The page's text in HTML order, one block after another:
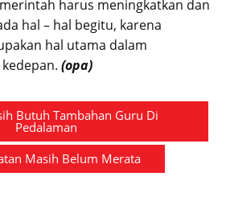
harus meningkatkan dan
hal – hal begitu, karena
hal utama dalam
(opa)
Butuh Tambahan Guru Di
Pedalaman
Masih Belum Merata